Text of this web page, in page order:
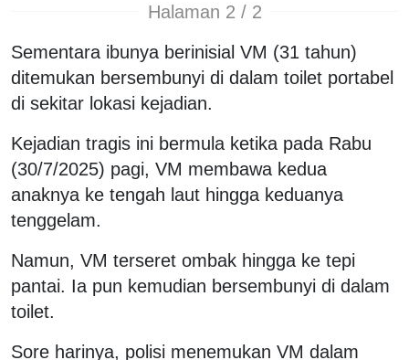
Halaman 2 / 2
Sementara ibunya berinisial VM (31 tahun)
ditemukan bersembunyi di dalam toilet portabel
di sekitar lokasi kejadian.
Kejadian tragis ini bermula ketika pada Rabu
(30/7/2025) pagi, VM membawa kedua
anaknya ke tengah laut hingga keduanya
tenggelam.
Namun, VM terseret ombak hingga ke tepi
pantai. Ia pun kemudian bersembunyi di dalam
toilet.
Sore harinya, polisi menemukan VM dalam